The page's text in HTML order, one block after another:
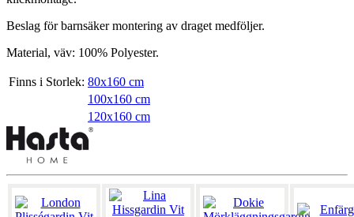
Beslag för barnsäker montering av draget medföljer.
Material, väv: 100% Polyester.
Finns i Storlek: 80x160 cm
100x160 cm
120x160 cm